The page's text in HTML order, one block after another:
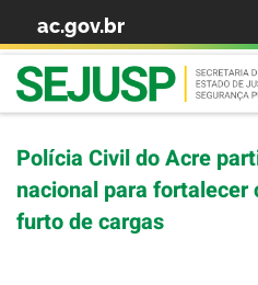
Skip to content
ac.gov.br
Polícia Civil do Acre
nacional para fortalecer
furto de cargas